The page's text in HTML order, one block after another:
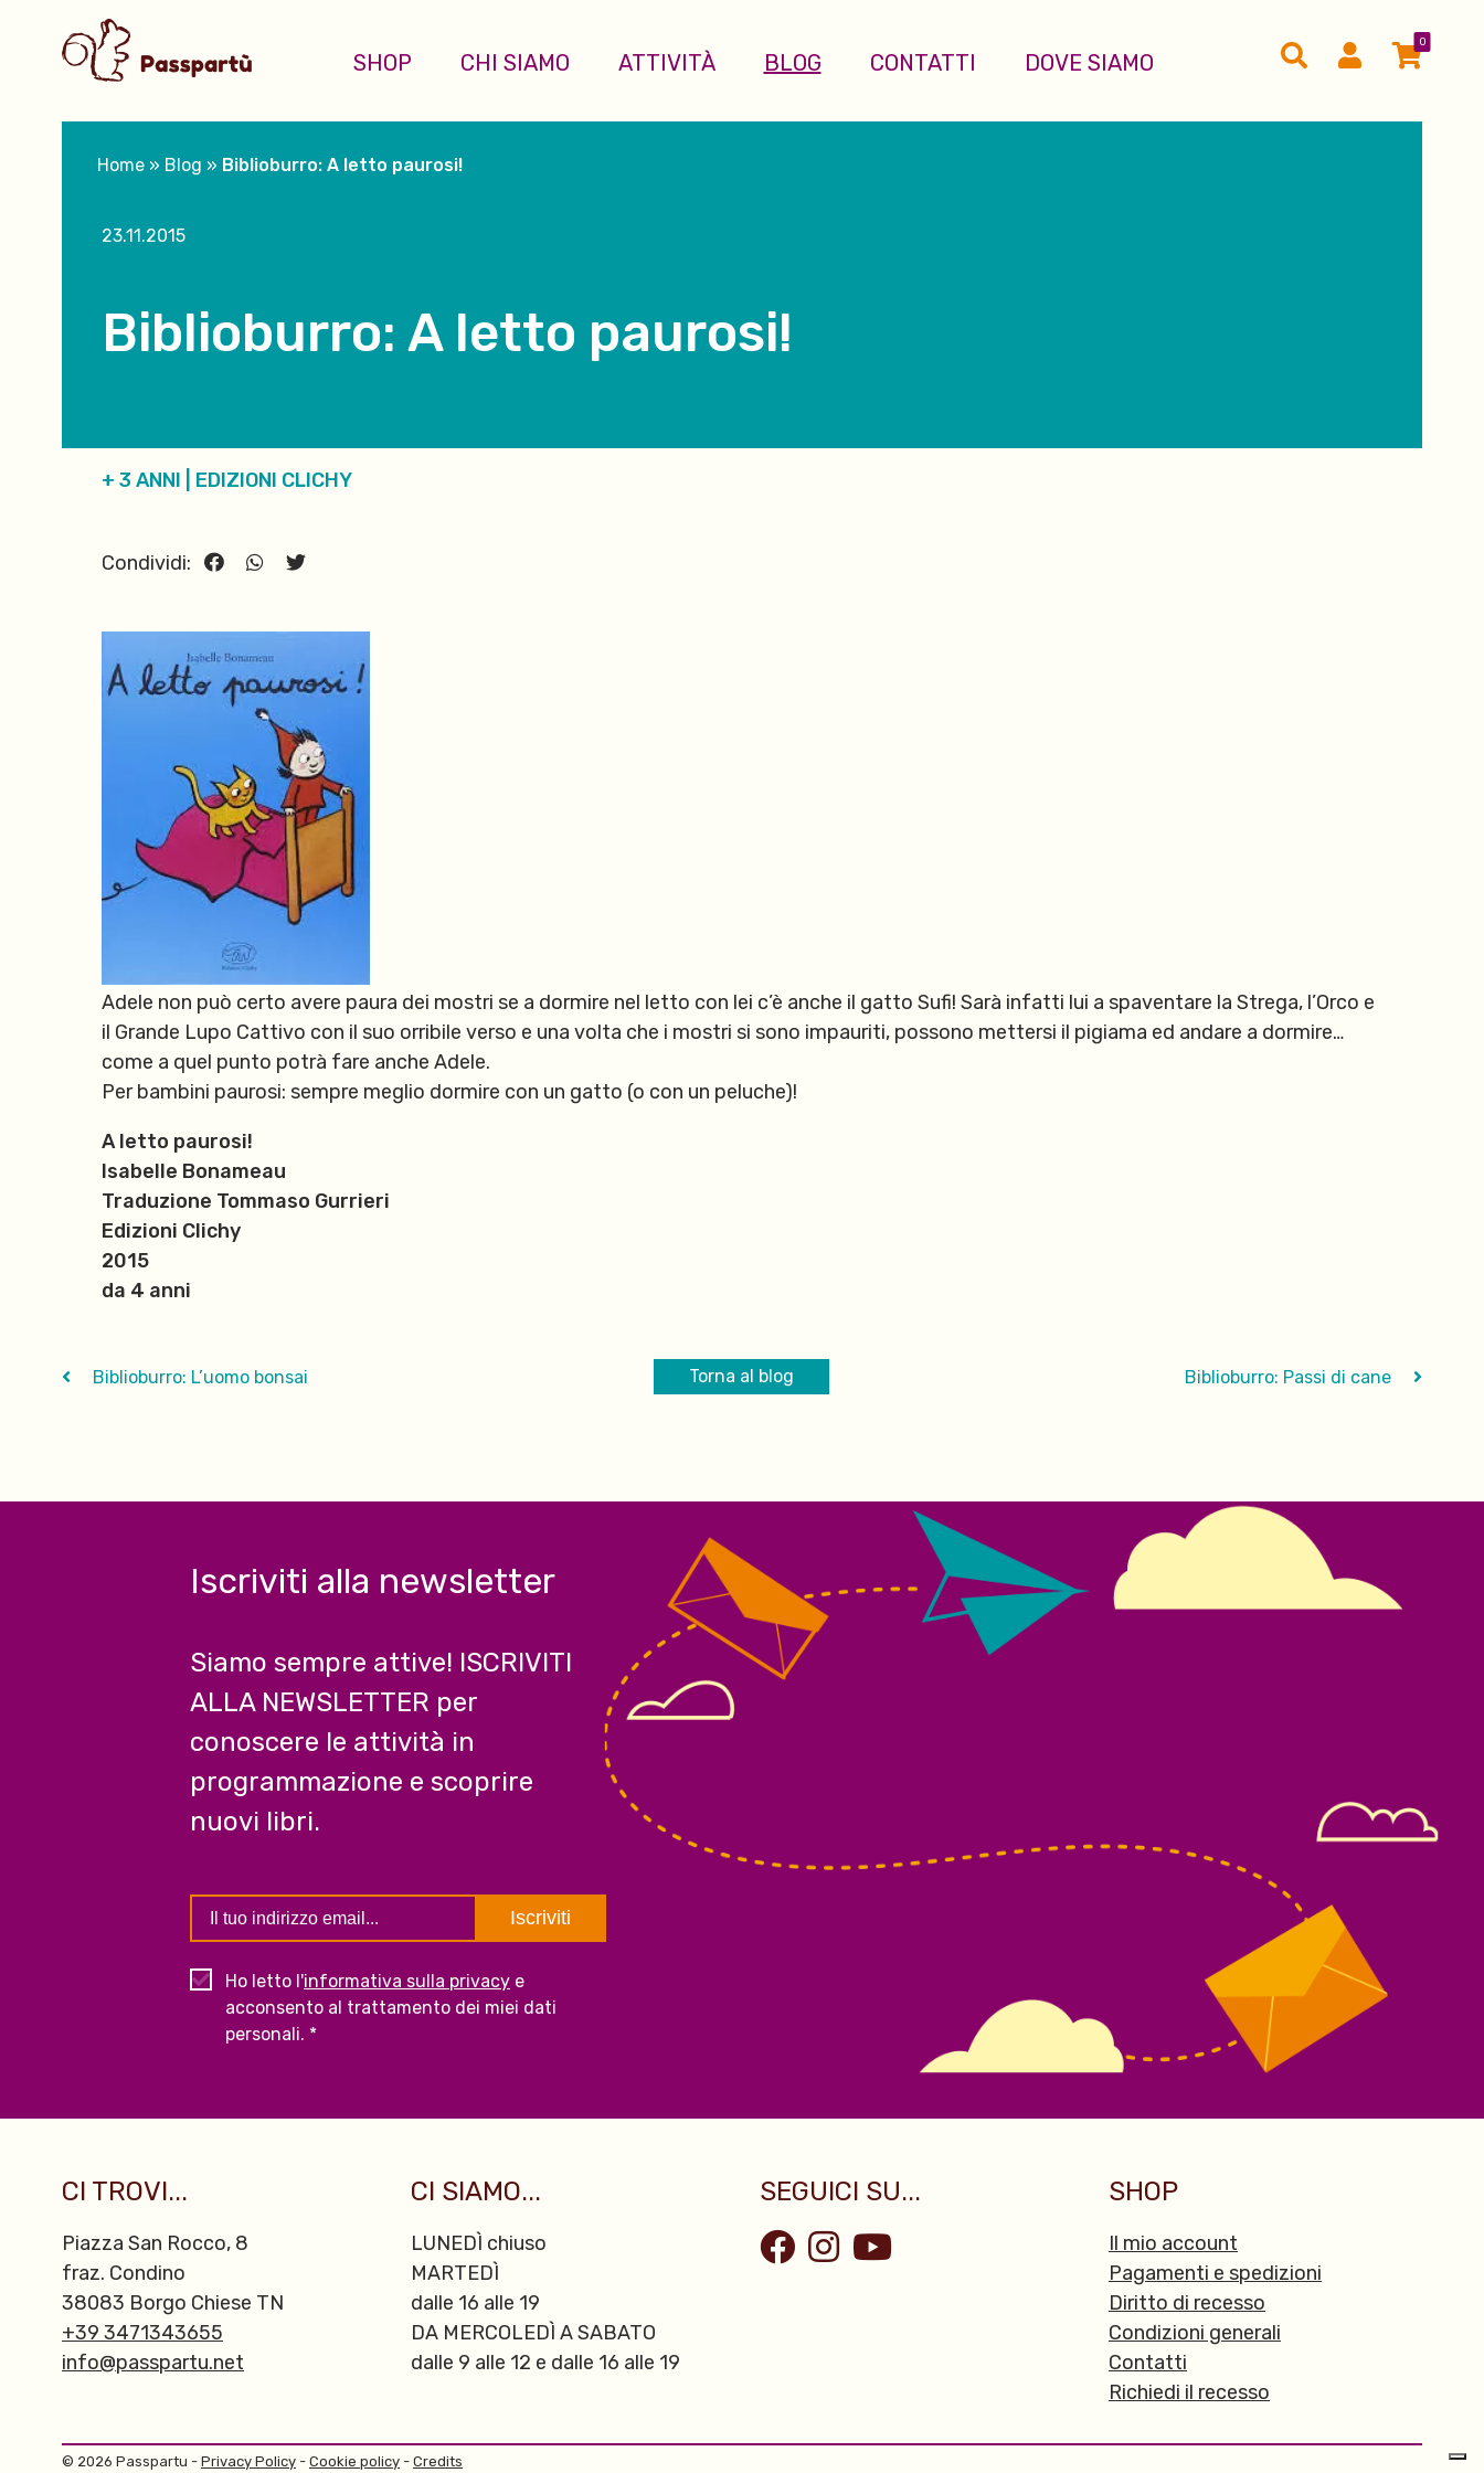
SHOP CHI SIAMO ATTIVITÀ BLOG CONTATTI DOVE SIAMO
0
Home » Blog » Biblioburro: A letto paurosi!
23.11.2015
Biblioburro: A letto paurosi!
+ 3 ANNI EDIZIONI CLICHY
Condividi:
Adele non può certo avere paura dei mostri se a dormire nel letto con lei c’è anche il gatto Sufi! Sarà infatti lui a spaventare la Strega, l’Orco e
il Grande Lupo Cattivo con il suo orribile verso e una volta che i mostri si sono impauriti, possono mettersi il pigiama ed andare a dormire…
come a quel punto potrà fare anche Adele.
Per bambini paurosi: sempre meglio dormire con un gatto (o con un peluche)!
A letto paurosi!
Isabelle Bonameau
Traduzione Tommaso Gurrieri
Edizioni Clichy
2015
da 4 anni
Biblioburro: L’uomo bonsai Torna al blog Biblioburro: Passi di cane
Iscriviti alla newsletter
Siamo sempre attive! ISCRIVITI
ALLA NEWSLETTER per
conoscere le attività in
programmazione e scoprire
nuovi libri.
Ho letto l'informativa sulla privacy e
acconsento al trattamento dei miei dati
personali. *
CI TROVI...
Piazza San Rocco, 8
fraz. Condino
38083 Borgo Chiese TN
+39 3471343655
info@passpartu.net
CI SIAMO...
LUNEDÌ chiuso
MARTEDÌ
dalle 16 alle 19
DA MERCOLEDÌ A SABATO
dalle 9 alle 12 e dalle 16 alle 19
SEGUICI SU... SHOP
Il mio account
Pagamenti e spedizioni
Diritto di recesso
Condizioni generali
Contatti
Richiedi il recesso
© 2026 Passpartu - Privacy Policy - Cookie policy - Credits